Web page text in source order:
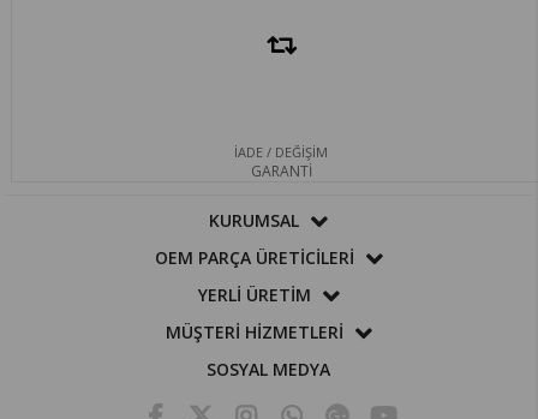
İADE / DEĞİŞİM
GARANTİ
KURUMSAL
OEM PARÇA ÜRETİCİLERİ
YERLİ ÜRETİM
MÜŞTERİ HİZMETLERİ
SOSYAL MEDYA